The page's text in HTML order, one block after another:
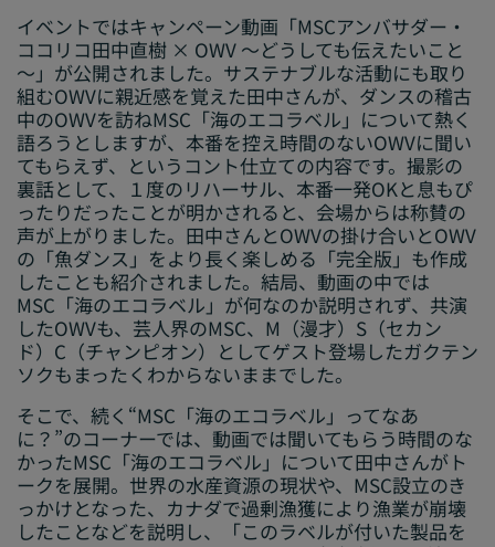
イベントではキャンペーン動画「MSCアンバサダー・
ココリコ田中直樹 × OWV ～どうしても伝えたいこと
～」が公開されました。サステナブルな活動にも取り
組むOWVに親近感を覚えた田中さんが、ダンスの稽古
中のOWVを訪ねMSC「海のエコラベル」について熱く
語ろうとしますが、本番を控え時間のないOWVに聞い
てもらえず、というコント仕立ての内容です。撮影の
裏話として、１度のリハーサル、本番一発OKと息もぴ
ったりだったことが明かされると、会場からは称賛の
声が上がりました。田中さんとOWVの掛け合いとOWV
の「魚ダンス」をより長く楽しめる「完全版」も作成
したことも紹介されました。結局、動画の中では
MSC「海のエコラベル」が何なのか説明されず、共演
したOWVも、芸人界のMSC、M（漫才）S（セカン
ド）C（チャンピオン）としてゲスト登場したガクテン
ソクもまったくわからないままでした。
そこで、続く“MSC「海のエコラベル」ってなあ
に？”のコーナーでは、動画では聞いてもらう時間のな
かったMSC「海のエコラベル」について田中さんがト
ークを展開。世界の水産資源の現状や、MSC設立のき
っかけとなった、カナダで過剰漁獲により漁業が崩壊
したことなどを説明し、「このラベルが付いた製品を